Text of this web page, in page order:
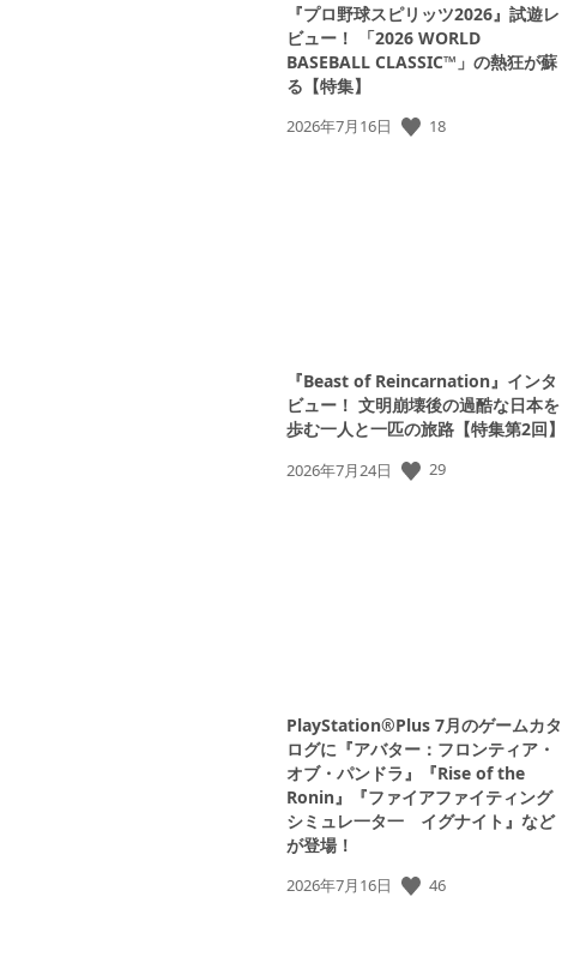
『プロ野球スピリッツ2026』試遊レ
ビュー！ 「2026 WORLD
BASEBALL CLASSIC™」の熱狂が蘇
る【特集】
公
2026年7月16日 18
『Beast of Reincarnation』インタ
ビュー！ 文明崩壊後の過酷な日本を
歩む一人と一匹の旅路【特集第2回】
公
2026年7月24日 29
PlayStation®Plus 7月のゲームカタ
ログに『アバター：フロンティア・
オブ・パンドラ』『Rise of the
Ronin』『ファイアファイティング
シミュレ一タ一 イグナイト』など
が登場！
公
2026年7月16日 46